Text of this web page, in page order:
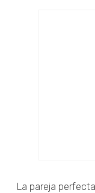
La pareja